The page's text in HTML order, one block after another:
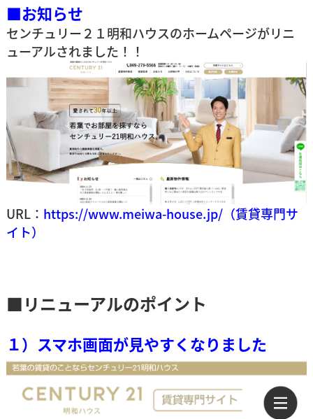
■お知らせ
センチュリー２１明和ハウスのホームページがリニ
ューアルされました！！
URL： https://www.meiwa-house.jp/（賃貸専門サ
イト）
■リニューアルのポイント
１）スマホ画面が見やすくなりました